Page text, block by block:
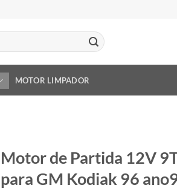
MOTOR LIMPADOR
Motor de Partida 12V
para GM Kodiak 96